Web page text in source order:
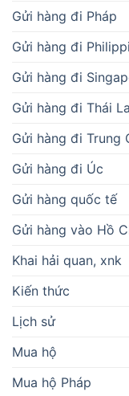
Gửi hàng đi Pháp
Gửi hàng đi
Gửi hàng đi
Gửi hàng đi Thái
Gửi hàng đi Trung
Gửi hàng đi Úc
Gửi hàng quốc tế
Gửi hàng vào Hồ
Khai hải quan, xnk
Kiến thức
Lịch sử
Mua hộ
Mua hộ Pháp